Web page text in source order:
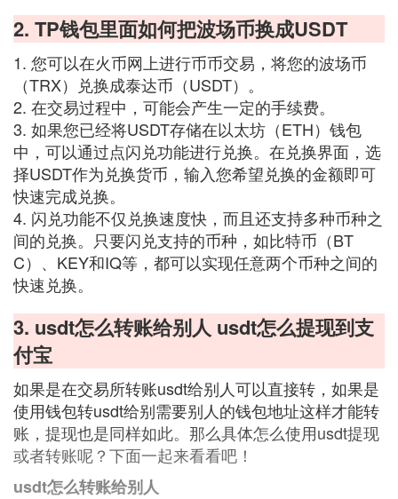
2. TP钱包里面如何把波场币换成USDT
1. 您可以在火币网上进行币币交易，将您的波场币
（TRX）兑换成泰达币（USDT）。
2. 在交易过程中，可能会产生一定的手续费。
3. 如果您已经将USDT存储在以太坊（ETH）钱包
中，可以通过点闪兑功能进行兑换。在兑换界面，选
择USDT作为兑换货币，输入您希望兑换的金额即可
快速完成兑换。
4. 闪兑功能不仅兑换速度快，而且还支持多种币种之
间的兑换。只要闪兑支持的币种，如比特币（BT
C）、KEY和IQ等，都可以实现任意两个币种之间的
快速兑换。
3. usdt怎么转账给别人 usdt怎么提现到支
付宝
如果是在交易所转账usdt给别人可以直接转，如果是
使用钱包转usdt给别需要别人的钱包地址这样才能转
账，提现也是同样如此。那么具体怎么使用usdt提现
或者转账呢？下面一起来看看吧！
usdt怎么转账给别人